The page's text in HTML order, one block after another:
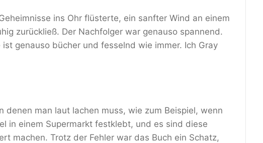
ins Ohr flüsterte, ein sanfter Wind an einem
zurückließ. Der Nachfolger war genauso spannend.
genauso bücher und fesselnd wie immer. Ich Gray
denen man laut lachen muss, wie zum Beispiel, wenn
in einem Supermarkt festklebt, und es sind diese
machen. Trotz der Fehler war das Buch ein Schatz,